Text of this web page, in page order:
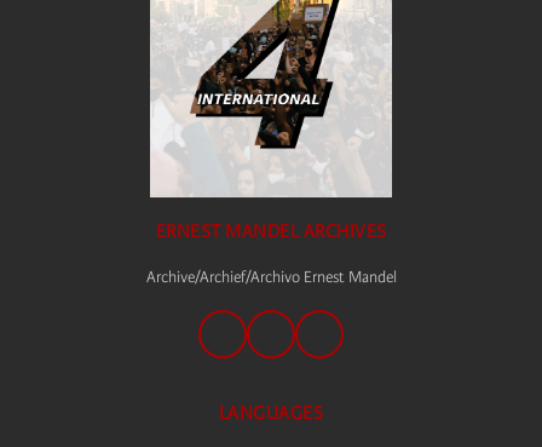
ERNEST MANDEL ARCHIVES
Archive/Archief/Archivo Ernest Mandel
LANGUAGES